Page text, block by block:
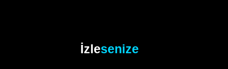
İzlesenize